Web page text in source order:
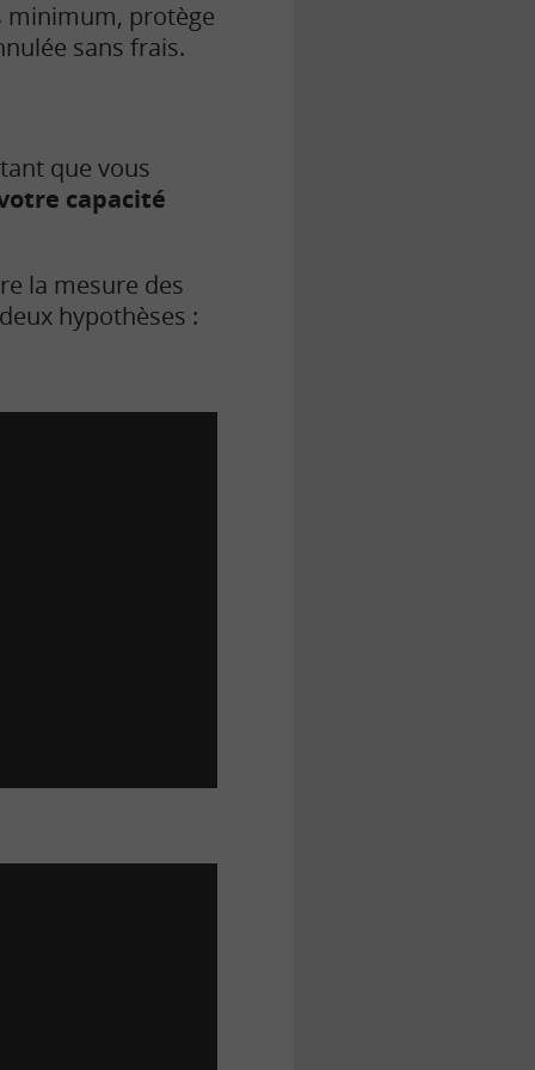
minimum, protège
sans frais.
que vous
capacité
la mesure des
hypothèses :